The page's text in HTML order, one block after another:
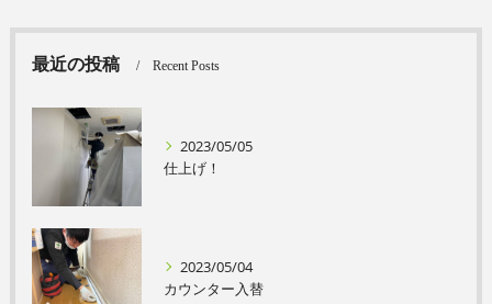
最近の投稿 Recent Posts
2023/05/05
仕上げ！
2023/05/04
カウンター入替